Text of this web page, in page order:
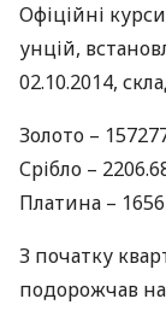
Офіційні
унцій,
02.10.2014,
Золото –
Срiбло –
Платина –
З початку
подорожчав на